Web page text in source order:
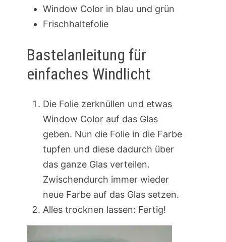
Window Color in blau und grün
Frischhaltefolie
Bastelanleitung für
einfaches Windlicht
Die Folie zerknüllen und etwas
Window Color auf das Glas
geben. Nun die Folie in die Farbe
tupfen und diese dadurch über
das ganze Glas verteilen.
Zwischendurch immer wieder
neue Farbe auf das Glas setzen.
Alles trocknen lassen: Fertig!